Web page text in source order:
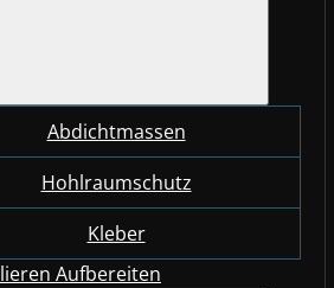
Abdichtmassen
Hohlraumschutz
Kleber
Aufbereiten